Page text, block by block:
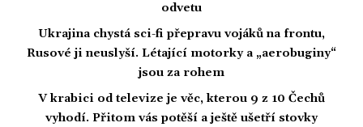
odvetu
Ukrajina chystá sci-fi přepravu vojáků na frontu,
Rusové ji neuslyší. Létající motorky a „aerobuginy“
jsou za rohem
V krabici od televize je věc, kterou 9 z 10 Čechů
vyhodí. Přitom vás potěší a ještě ušetří stovky